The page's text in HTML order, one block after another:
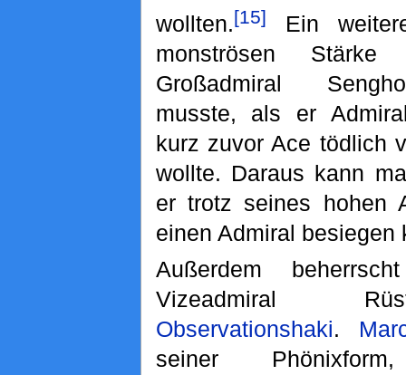
wollten.[15]
Ein
monströsen
Großadmiral
musste, als er
kurz zuvor Ace tödlich
wollte. Daraus kann
er trotz seines hohen
einen Admiral besiegen
Außerdem
Vizeadmiral
Observationshaki.
seiner